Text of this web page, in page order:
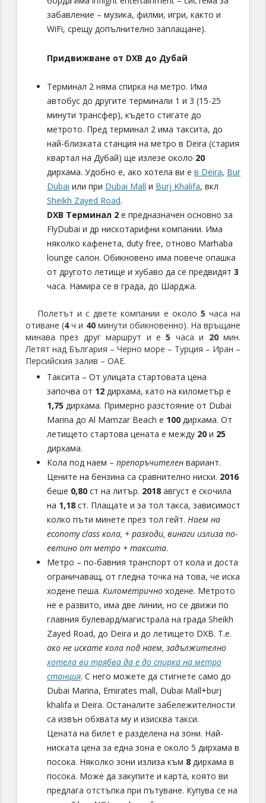
забавление – музика, филми, игри, както и
WiFi, срещу допълнително заплащане).
Придвижване от DXB до Дубай
Tерминал 2 няма спирка на метро. Има
автобус до другите терминали 1 и 3 (15-25
минути трансфер), където стигате до
метрото. Пред терминал 2 има таксита, до
най-близката станция на метро в Deira (стария
квартал на Дубай) ще излезе около 20
дирхама. Удобно е, ако хотела ви е в Deira, Bur
Dubai или при Dubai Mall и Burj Khalifa, вкл
Sheikh Zayed Road.
DXB Терминал 2е предназначен основно за
FlyDubai и др нискотарифни компании. Има
няколко кафенета, duty free, отново Marhaba
lounge салон. Обикновено има повече опашка
от другото летище и хубаво да се предвидят 3
часа. Намира се в града, до Шарджа.
Полетът и с двете компании е около 5 часа на
отиване (4ч и 40минути обикновенно). На връщане
минава през друг маршрут и е5 часа и 20мин.
Летят над България – Черно море – Турция – Иран –
Персийския залив – ОАЕ.
Таксита – От улицата стартовата цена
започва от 12дирхама, като на километър е
1,75 дирхама. Примерно разстояние от Dubai
Marina до Al Mamzar Beach е 100дирхама. От
летището стартова цената е между20и 25
дирхама.
Кола под наем – препоръчителенвариант.
Цените на бензина са сравнително ниски. 2016
беше 0,80ст на литър. 2018август е скочила
на 1,18ст. Плащате и за тол такса, зависимост
колко пъти минете през тол гейт. Наем на
economy class кола, + разходи, винаги излиза по-
евтино от метро + таксита.
Метро – по-бавния транспорт от кола и доста
ограничаващ, от гледна точка на това, че иска
ходене пеша. Километричноходене. Метрото
не е развито, има две линии, но се движи по
главния булевард/магистрала на града Sheikh
Zayed Road, до Deira и до летището DXB. Т.е.
ако не искате кола под наем, задължително
хотела ви трябва да е до спирка на метро
станция. С него можете да стигнете само до
Dubai Marina, Emirates mall, Dubai Mall+burj
khalifa и Deira. Останалите забележителности
са извън обхвата му и изисква такси.
Цената на билет е разделена на зони. Най-
ниската цена за една зона е около 5 дирхама в
посока. Няколко зони излиза към 8дирхама в
посока. Може да закупите и карта, която ви
предлага отстъпка при пътуване. Купува се на